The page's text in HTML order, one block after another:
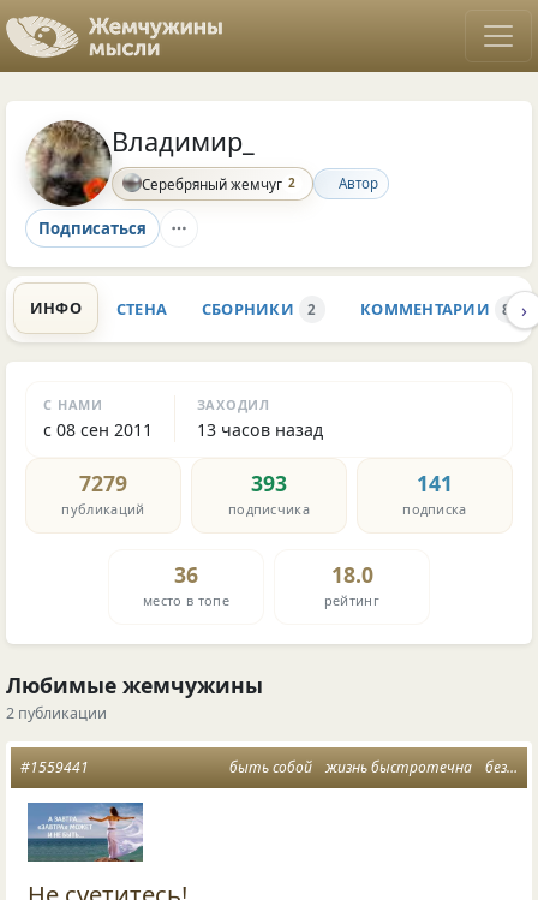
Владимир_
Серебряный жемчуг 2 Автор
Подписаться
ИНФО СТЕНА СБОРНИКИ 2 КОММЕНТАРИИ ›
С НАМИ
с 08 сен 2011
ЗАХОДИЛ
13 часов назад
7279
публикаций
393
подписчика
141
подписка
36
место в топе
18.0
рейтинг
Любимые жемчужины
2 публикации
быть собой жизнь быстротечна без рубрики
#1559441